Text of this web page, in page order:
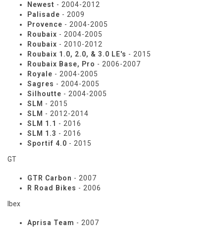
Newest - 2004-2012
Palisade - 2009
Provence - 2004-2005
Roubaix - 2004-2005
Roubaix - 2010-2012
Roubaix 1.0, 2.0, & 3.0 LE's - 2015
Roubaix Base, Pro - 2006-2007
Royale - 2004-2005
Sagres - 2004-2005
Silhoutte - 2004-2005
SLM - 2015
SLM - 2012-2014
SLM 1.1 - 2016
SLM 1.3 - 2016
Sportif 4.0 - 2015
GT
GTR Carbon - 2007
R Road Bikes - 2006
Ibex
Aprisa Team - 2007